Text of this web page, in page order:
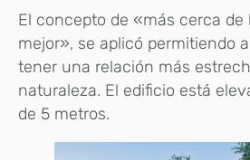
El concepto de «más cerca de
mejor», se aplicó permitiendo
tener una relación más
naturaleza. El edificio está
de 5 metros.